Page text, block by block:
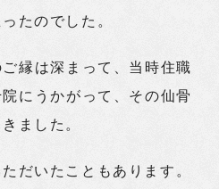
たのでした。
縁は深まって、当時住職
にうかがって、その仙骨
ました。
だいたこともあります。